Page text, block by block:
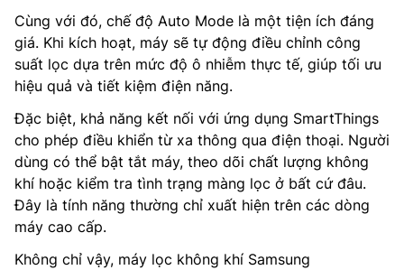
Cùng với đó, chế độ Auto Mode là một tiện ích đáng
giá. Khi kích hoạt, máy sẽ tự động điều chỉnh công
suất lọc dựa trên mức độ ô nhiễm thực tế, giúp tối ưu
hiệu quả và tiết kiệm điện năng.
Đặc biệt, khả năng kết nối với ứng dụng SmartThings
cho phép điều khiển từ xa thông qua điện thoại. Người
dùng có thể bật tắt máy, theo dõi chất lượng không
khí hoặc kiểm tra tình trạng màng lọc ở bất cứ đâu.
Đây là tính năng thường chỉ xuất hiện trên các dòng
máy cao cấp.
Không chỉ vậy, máy lọc không khí Samsung